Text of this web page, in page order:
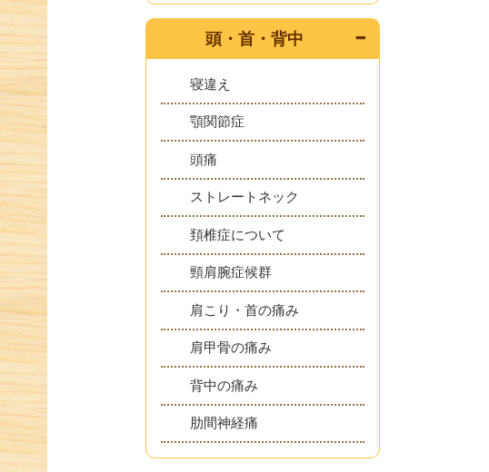
頭・首・背中
寝違え
顎関節症
頭痛
ストレートネック
頚椎症について
頸肩腕症候群
肩こり・首の痛み
肩甲骨の痛み
背中の痛み
肋間神経痛